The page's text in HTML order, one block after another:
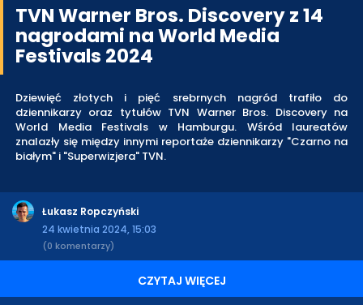
TVN Warner Bros. Discovery z 14
nagrodami na World Media
Festivals 2024
Dziewięć złotych i pięć srebrnych nagród trafiło do
dziennikarzy oraz tytułów TVN Warner Bros. Discovery na
World Media Festivals w Hamburgu. Wśród laureatów
znalazły się między innymi reportaże dziennikarzy "Czarno na
białym" i "Superwizjera" TVN.
Łukasz Ropczyński
24 kwietnia 2024, 15:03
(0 komentarzy)
CZYTAJ WIĘCEJ